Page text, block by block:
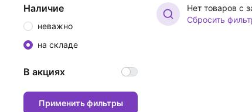
Нет товаров с
Сбросить
Наличие
неважно
на складе
В акциях
Применить фильтры